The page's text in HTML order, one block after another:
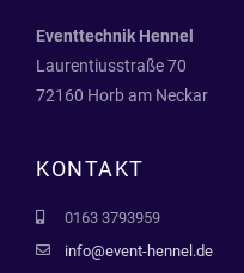
Eventtechnik Hennel
Laurentiusstraße 70
72160 Horb am Neckar
KONTAKT
0163 3793959
info@event-hennel.de